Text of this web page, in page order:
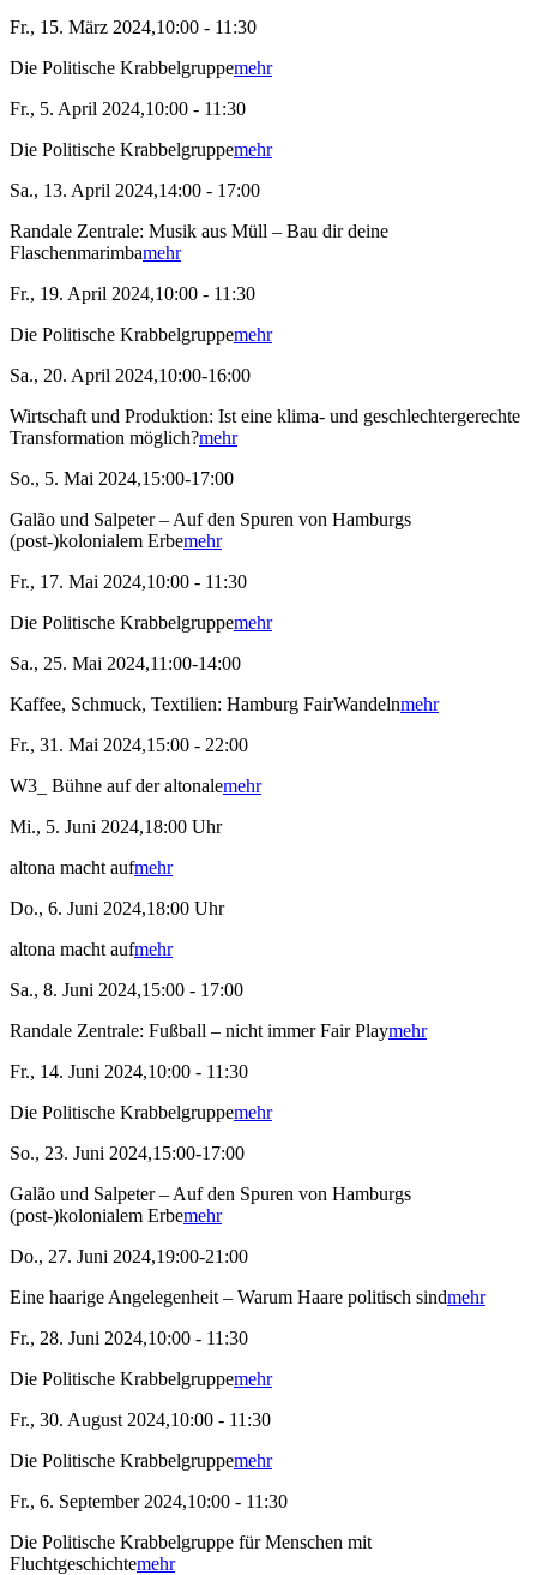
Fr., 15. März 2024,10:00 - 11:30
Die Politische Krabbelgruppemehr
Fr., 5. April 2024,10:00 - 11:30
Die Politische Krabbelgruppemehr
Sa., 13. April 2024,14:00 - 17:00
Randale Zentrale: Musik aus Müll – Bau dir deine
Flaschenmarimbamehr
Fr., 19. April 2024,10:00 - 11:30
Die Politische Krabbelgruppemehr
Sa., 20. April 2024,10:00-16:00
Wirtschaft und Produktion: Ist eine klima- und geschlechtergerechte
Transformation möglich?mehr
So., 5. Mai 2024,15:00-17:00
Galão und Salpeter – Auf den Spuren von Hamburgs
(post-)kolonialem Erbemehr
Fr., 17. Mai 2024,10:00 - 11:30
Die Politische Krabbelgruppemehr
Sa., 25. Mai 2024,11:00-14:00
Kaffee, Schmuck, Textilien: Hamburg FairWandelnmehr
Fr., 31. Mai 2024,15:00 - 22:00
W3_ Bühne auf der altonalemehr
Mi., 5. Juni 2024,18:00 Uhr
altona macht aufmehr
Do., 6. Juni 2024,18:00 Uhr
altona macht aufmehr
Sa., 8. Juni 2024,15:00 - 17:00
Randale Zentrale: Fußball – nicht immer Fair Playmehr
Fr., 14. Juni 2024,10:00 - 11:30
Die Politische Krabbelgruppemehr
So., 23. Juni 2024,15:00-17:00
Galão und Salpeter – Auf den Spuren von Hamburgs
(post-)kolonialem Erbemehr
Do., 27. Juni 2024,19:00-21:00
Eine haarige Angelegenheit – Warum Haare politisch sindmehr
Fr., 28. Juni 2024,10:00 - 11:30
Die Politische Krabbelgruppemehr
Fr., 30. August 2024,10:00 - 11:30
Die Politische Krabbelgruppemehr
Fr., 6. September 2024,10:00 - 11:30
Die Politische Krabbelgruppe für Menschen mit
Fluchtgeschichtemehr